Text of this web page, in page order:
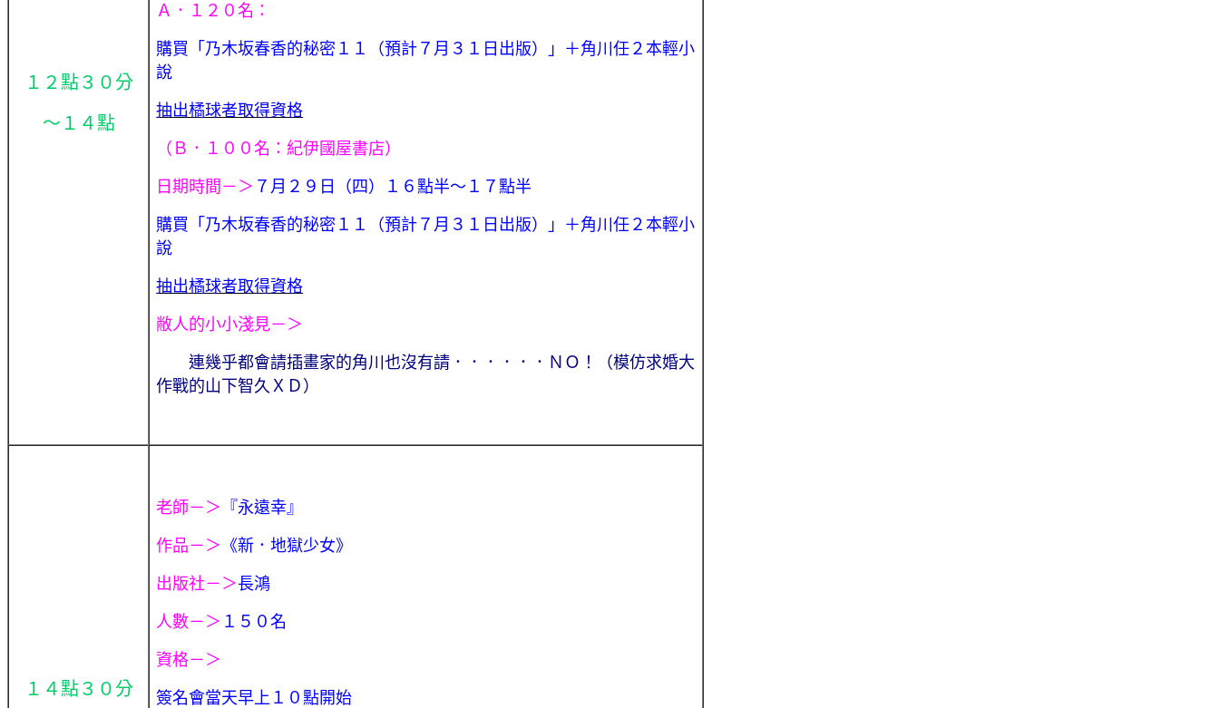
１２點３０分
～１４點
Ａ．１２０名：
購買「 乃木坂春香的秘密１１（預計７月３１日出版）
」＋角川任２本輕小
說
抽出橘球者取得資格
（Ｂ． １００名：紀伊國屋書店）
日期時間－＞ ７月２９日（四）１６點半～１７點半
購買「 乃木坂春香的秘密１１（預計７月３１日出版）
」＋角川任２本輕小
說
抽出橘球者取得資格
敝人的小小淺見－＞
連幾乎都會請插畫家的角川也沒有請．．．．．．ＮＯ！（模仿求婚大
作戰的山下智久ＸＤ）
１４點３０分
老師－＞ 『永遠幸』
作品－＞ 《新．地獄少女》
出版社－＞長鴻
人數－＞ １５０名
資格－＞
簽名會當天早上１０點開始